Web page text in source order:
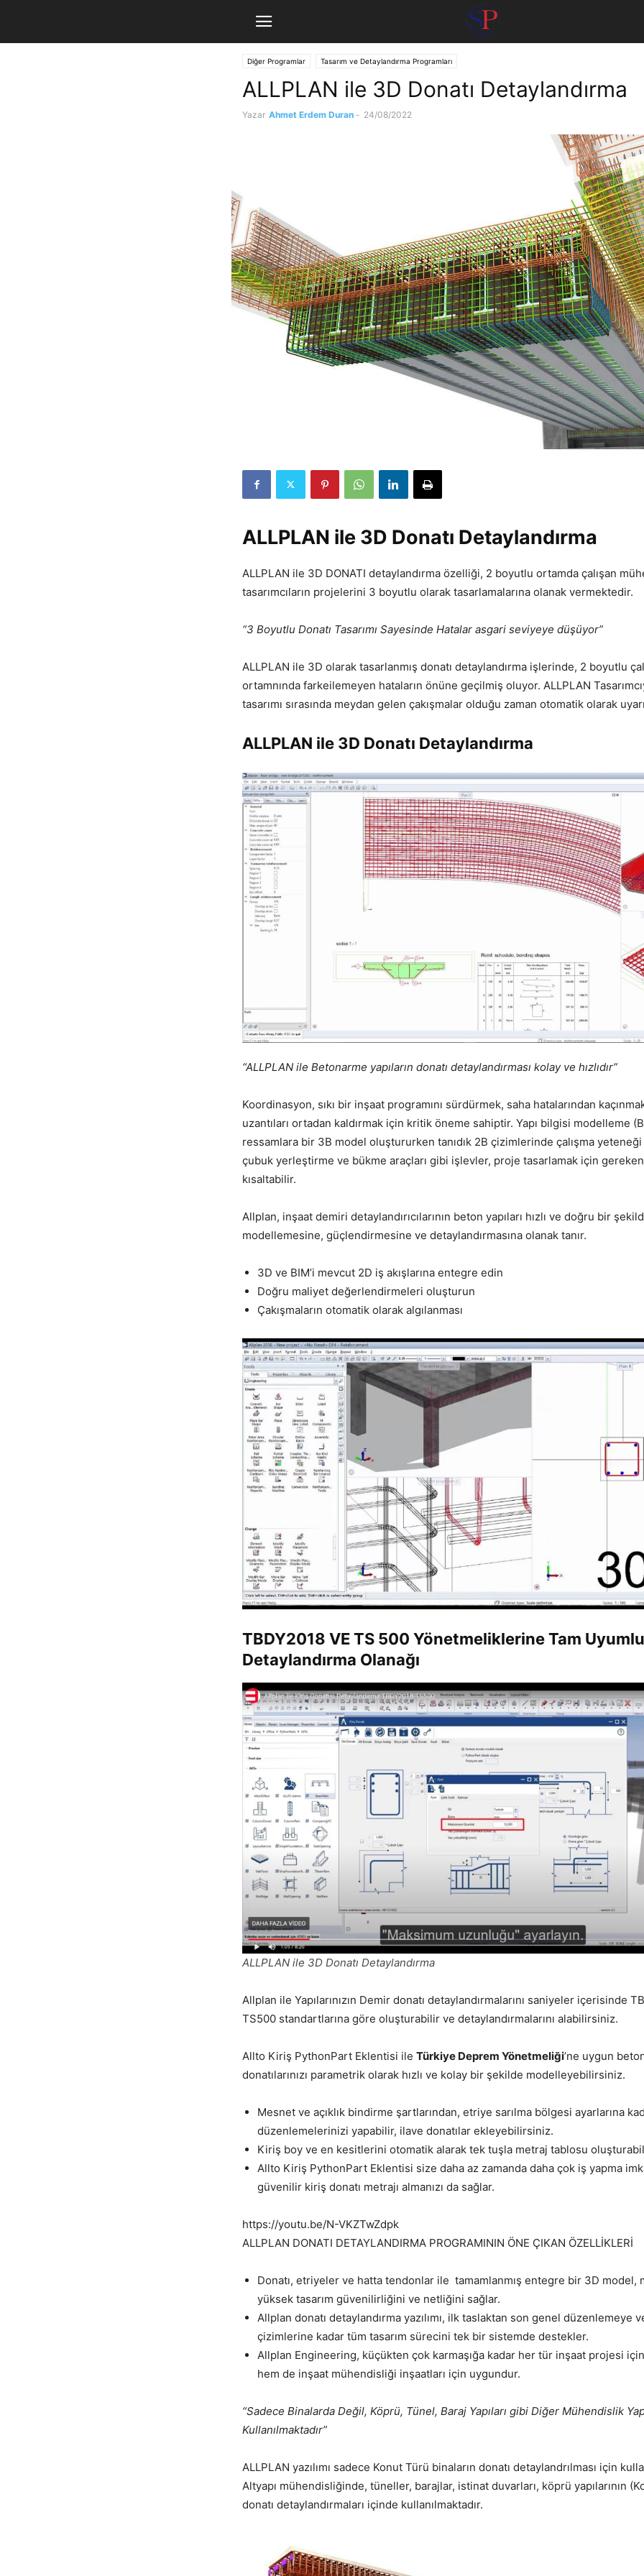
Diğer Programlar Tasarım ve Detaylandırma Programları
ALLPLAN ile 3D Donatı Detaylandırma
Yazar Ahmet Erdem Duran - 24/08/2022
ALLPLAN ile 3D Donatı Detaylandırma
ALLPLAN ile 3D DONATI detaylandırma özelliği, 2 boyutlu ortamda çalışan
tasarımcıların projelerini 3 boyutlu olarak tasarlamalarına olanak vermektedir.
“3 Boyutlu Donatı Tasarımı Sayesinde Hatalar asgari seviyeye düşüyor”
ALLPLAN ile 3D olarak tasarlanmış donatı detaylandırma işlerinde, 2 boyutlu
ortamnında farkeilemeyen hataların önüne geçilmiş oluyor. ALLPLAN
tasarımı sırasında meydan gelen çakışmalar olduğu zaman otomatik olarak
ALLPLAN ile 3D Donatı Detaylandırma
“ALLPLAN ile Betonarme yapıların donatı detaylandırması kolay ve hızlıdır”
Koordinasyon, sıkı bir inşaat programını sürdürmek, saha hatalarından
uzantıları ortadan kaldırmak için kritik öneme sahiptir. Yapı bilgisi modelleme
ressamlara bir 3B model oluştururken tanıdık 2B çizimlerinde çalışma
çubuk yerleştirme ve bükme araçları gibi işlevler, proje tasarlamak için
kısaltabilir.
Allplan, inşaat demiri detaylandırıcılarının beton yapıları hızlı ve doğru bir
modellemesine, güçlendirmesine ve detaylandırmasına olanak tanır.
3D ve BIM’i mevcut 2D iş akışlarına entegre edin
Doğru maliyet değerlendirmeleri oluşturun
Çakışmaların otomatik olarak algılanması
TBDY2018 VE TS 500 Yönetmeliklerine Tam Uyumlu
Detaylandırma Olanağı
ALLPLAN ile 3D Donatı Detaylandırma
Allplan ile Yapılarınızın Demir donatı detaylandırmalarını saniyeler içerisinde
TS500 standartlarına göre oluşturabilir ve detaylandırmalarını alabilirsiniz.
Allto Kiriş PythonPart Eklentisi ile Türkiye Deprem Yönetmeliği’ne uygun
donatılarınızı parametrik olarak hızlı ve kolay bir şekilde modelleyebilirsiniz.
Mesnet ve açıklık bindirme şartlarından, etriye sarılma bölgesi ayarlarına
düzenlemelerinizi yapabilir, ilave donatılar ekleyebilirsiniz.
Kiriş boy ve en kesitlerini otomatik alarak tek tuşla metraj tablosu
Allto Kiriş PythonPart Eklentisi size daha az zamanda daha çok iş yapma
güvenilir kiriş donatı metrajı almanızı da sağlar.
https://youtu.be/N-VKZTwZdpk
ALLPLAN DONATI DETAYLANDIRMA PROGRAMININ ÖNE ÇIKAN ÖZELLİKLERİ
Donatı, etriyeler ve hatta tendonlar ile tamamlanmış entegre bir 3D model,
yüksek tasarım güvenilirliğini ve netliğini sağlar.
Allplan donatı detaylandırma yazılımı, ilk taslaktan son genel düzenlemeye
çizimlerine kadar tüm tasarım sürecini tek bir sistemde destekler.
Allplan Engineering, küçükten çok karmaşığa kadar her tür inşaat projesi
hem de inşaat mühendisliği inşaatları için uygundur.
“Sadece Binalarda Değil, Köprü, Tünel, Baraj Yapıları gibi Diğer Mühendislik
Kullanılmaktadır”
ALLPLAN yazılımı sadece Konut Türü binaların donatı detaylandrılması için
Altyapı mühendisliğinde, tüneller, barajlar, istinat duvarları, köprü yapılarının
donatı detaylandırmaları içinde kullanılmaktadır.